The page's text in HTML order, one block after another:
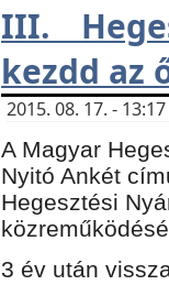
III.
kezdd az
2015. 08. 17. -
A Magyar
Nyitó Ankét
Hegesztési
3 év után